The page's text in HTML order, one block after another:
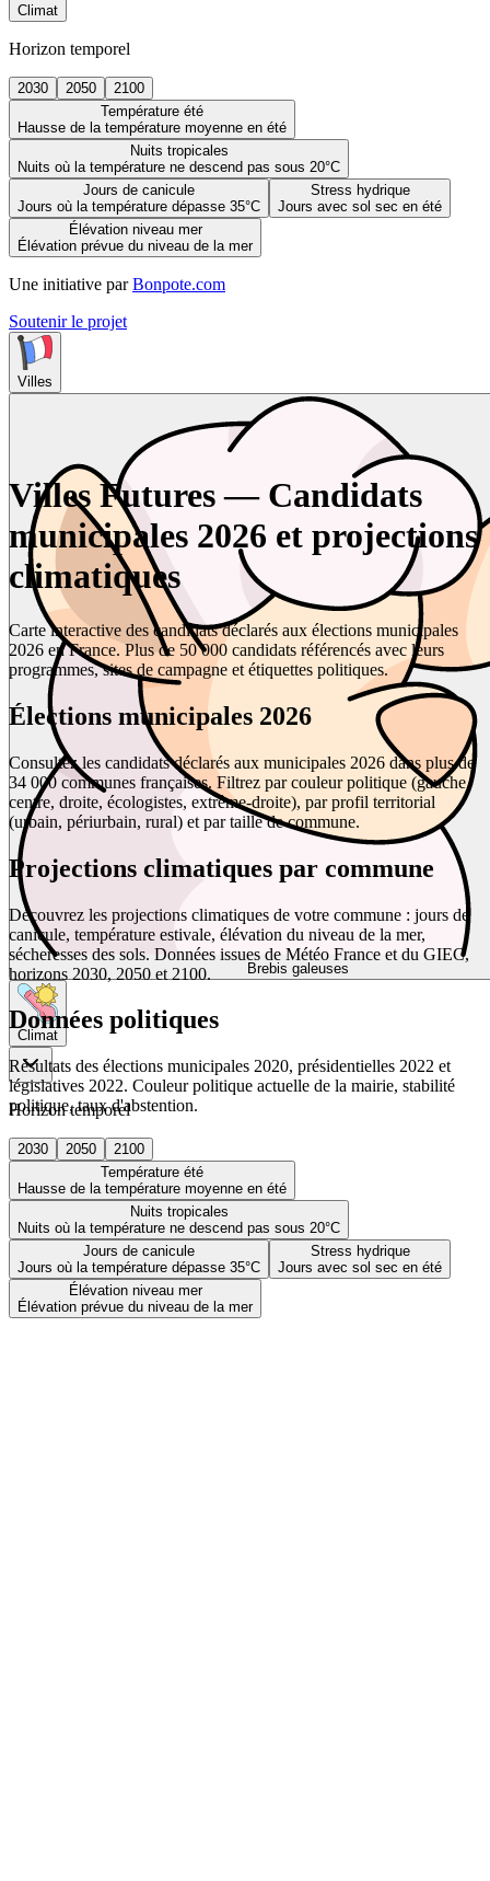
Climat
Horizon temporel
2030 2050
2100
Température été
Hausse de la température moyenne en été
Nuits tropicales
Nuits où la température ne descend pas sous 20°C
Jours de canicule
Jours où la température dépasse 35°C
Stress hydrique
Jours avec sol sec en été
Élévation niveau mer
Élévation prévue du niveau de la mer
Une initiative par Bonpote.com
Soutenir le projet
Villes
Brebis galeuses
Climat
Horizon temporel
2030 2050
2100
Température été
Hausse de la température moyenne en été
Nuits tropicales
Nuits où la température ne descend pas sous 20°C
Jours de canicule
Jours où la température dépasse 35°C
Stress hydrique
Jours avec sol sec en été
Élévation niveau mer
Élévation prévue du niveau de la mer
Villes Futures — Candidats
municipales 2026 et projections
climatiques
Carte interactive des candidats déclarés aux élections municipales
2026 en France. Plus de 50 000 candidats référencés avec leurs
programmes, sites de campagne et étiquettes politiques.
Élections municipales 2026
Consultez les candidats déclarés aux municipales 2026 dans plus de
34 000 communes françaises. Filtrez par couleur politique (gauche,
centre, droite, écologistes, extrême-droite), par profil territorial
(urbain, périurbain, rural) et par taille de commune.
Projections climatiques par commune
Découvrez les projections climatiques de votre commune : jours de
canicule, température estivale, élévation du niveau de la mer,
sécheresses des sols. Données issues de Météo France et du GIEC,
horizons 2030, 2050 et 2100.
Données politiques
Résultats des élections municipales 2020, présidentielles 2022 et
législatives 2022. Couleur politique actuelle de la mairie, stabilité
politique, taux d'abstention.